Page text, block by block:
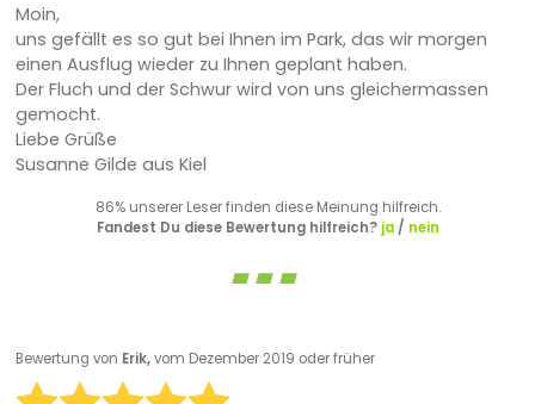
Moin,
uns gefällt es so gut bei Ihnen im Park, das wir morgen
einen Ausflug wieder zu Ihnen geplant haben.
Der Fluch und der Schwur wird von uns gleichermassen
gemocht.
Liebe Grüße
Susanne Gilde aus Kiel
86% unserer Leser finden diese Meinung hilfreich.
Fandest Du diese Bewertung hilfreich? ja/ nein
Bewertung von Erik,vom Dezember 2019 oder früher